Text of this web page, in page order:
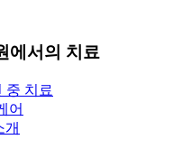
에서의 치료
중 치료
어
개